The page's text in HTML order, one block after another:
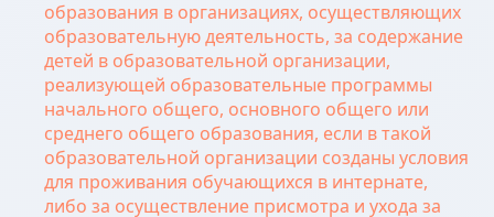
образования в организациях, осуществляющих
образовательную деятельность, за содержание
детей в образовательной организации,
реализующей образовательные программы
начального общего, основного общего или
среднего общего образования, если в такой
образовательной организации созданы условия
для проживания обучающихся в интернате,
либо за осуществление присмотра и ухода за